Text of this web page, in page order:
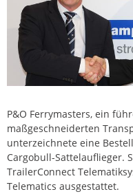
P&O Ferrymasters, ein
maßgeschneiderten
unterzeichnete eine
Cargobull-Sattelauflieger.
TrailerConnect
Telematics ausgestattet.